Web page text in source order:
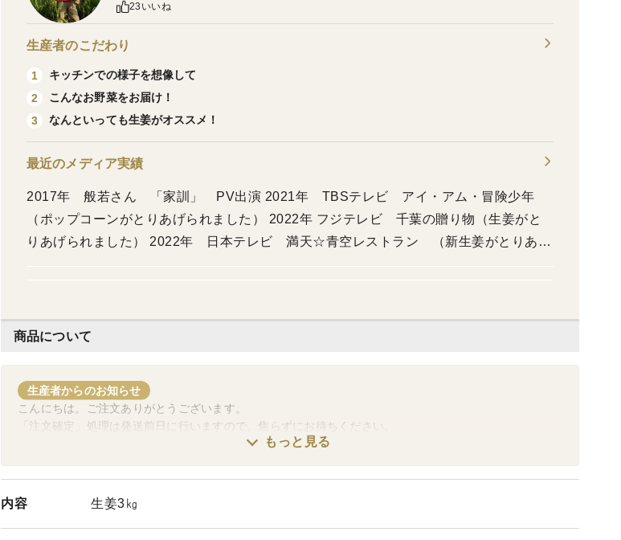
商品について
生産者からのお知らせ
こんにちは。ご注文ありがとうございます。
「注文確定」処理は発送前日に行いますので、焦らずにお待ちください。
もっと見る
内容 生姜3㎏
23いいね
生産者のこだわり
1
キッチンでの様子を想像して
2
こんなお野菜をお届け！
3
なんといっても生姜がオススメ！
最近のメディア実績
2017年 般若さん 「家訓」 PV出演 2021年 TBSテレビ アイ・アム・冒険少年
（ポップコーンがとりあげられました） 2022年 フジテレビ 千葉の贈り物（生姜がと
りあげられました） 2022年 日本テレビ 満天☆青空レストラン （新生姜がとりあげ